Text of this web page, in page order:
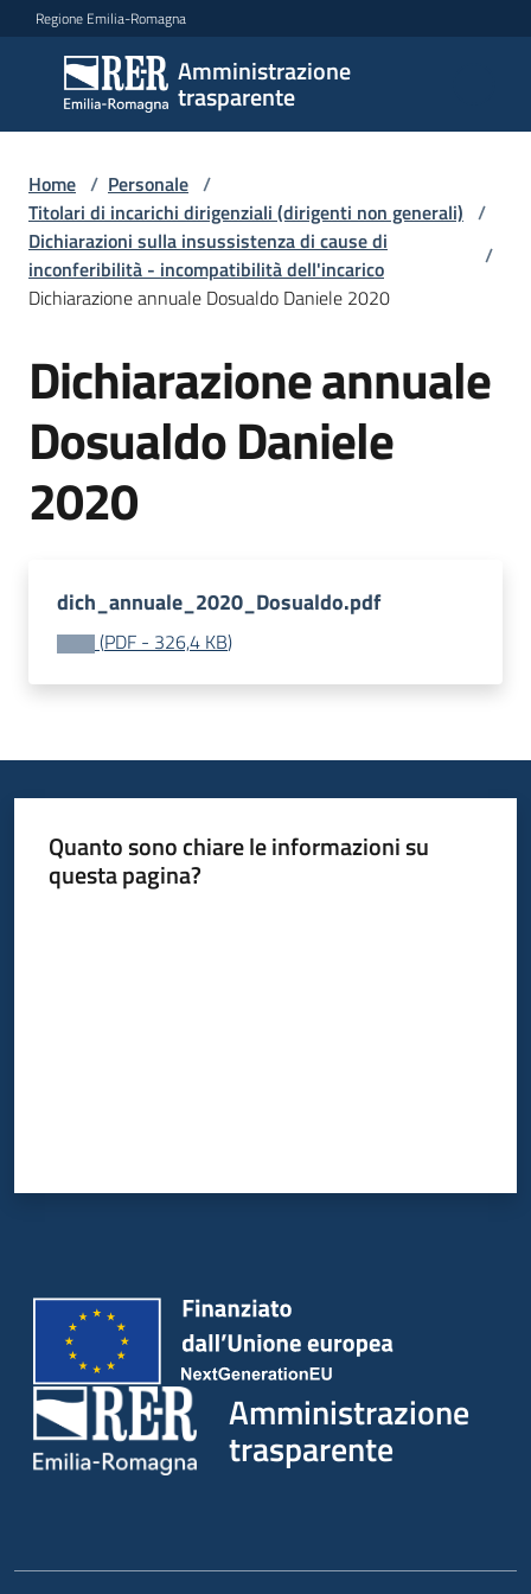
Vai al contenuto
Vai alla navigazione
Vai al footer
Regione Emilia-Romagna
Amministrazione
trasparente
Amministrazione
trasparente
Sottosezioni
Accesso
Home / Personale /
Titolari di incarichi dirigenziali (dirigenti non generali) /
Dichiarazioni sulla insussistenza di cause di
inconferibilità - incompatibilità dell'incarico
/
Dichiarazione annuale Dosualdo Daniele 2020
Dichiarazione annuale
Dosualdo Daniele
2020
dich_annuale_2020_Dosualdo.pdf
(PDF - 326,4 KB)
Quanto sono chiare le informazioni su
questa pagina?
Amministrazione
trasparente